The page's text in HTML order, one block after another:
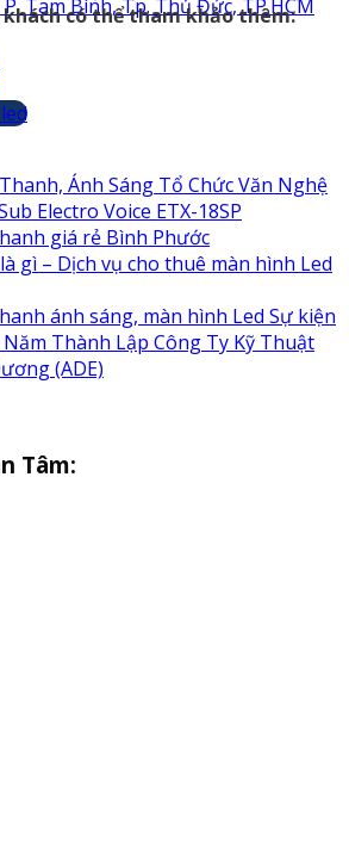
Tam Bình, Tp. Thủ Đức, TP.HCM
có thể tham khảo thêm:
Ánh Sáng Tổ Chức Văn Nghệ
Electro Voice ETX-18SP
giá rẻ Bình Phước
gì – Dịch vụ cho thuê màn hình Led
ánh sáng, màn hình Led Sự kiện
Năm Thành Lập Công Ty Kỹ Thuật
(ADE)
Tâm: